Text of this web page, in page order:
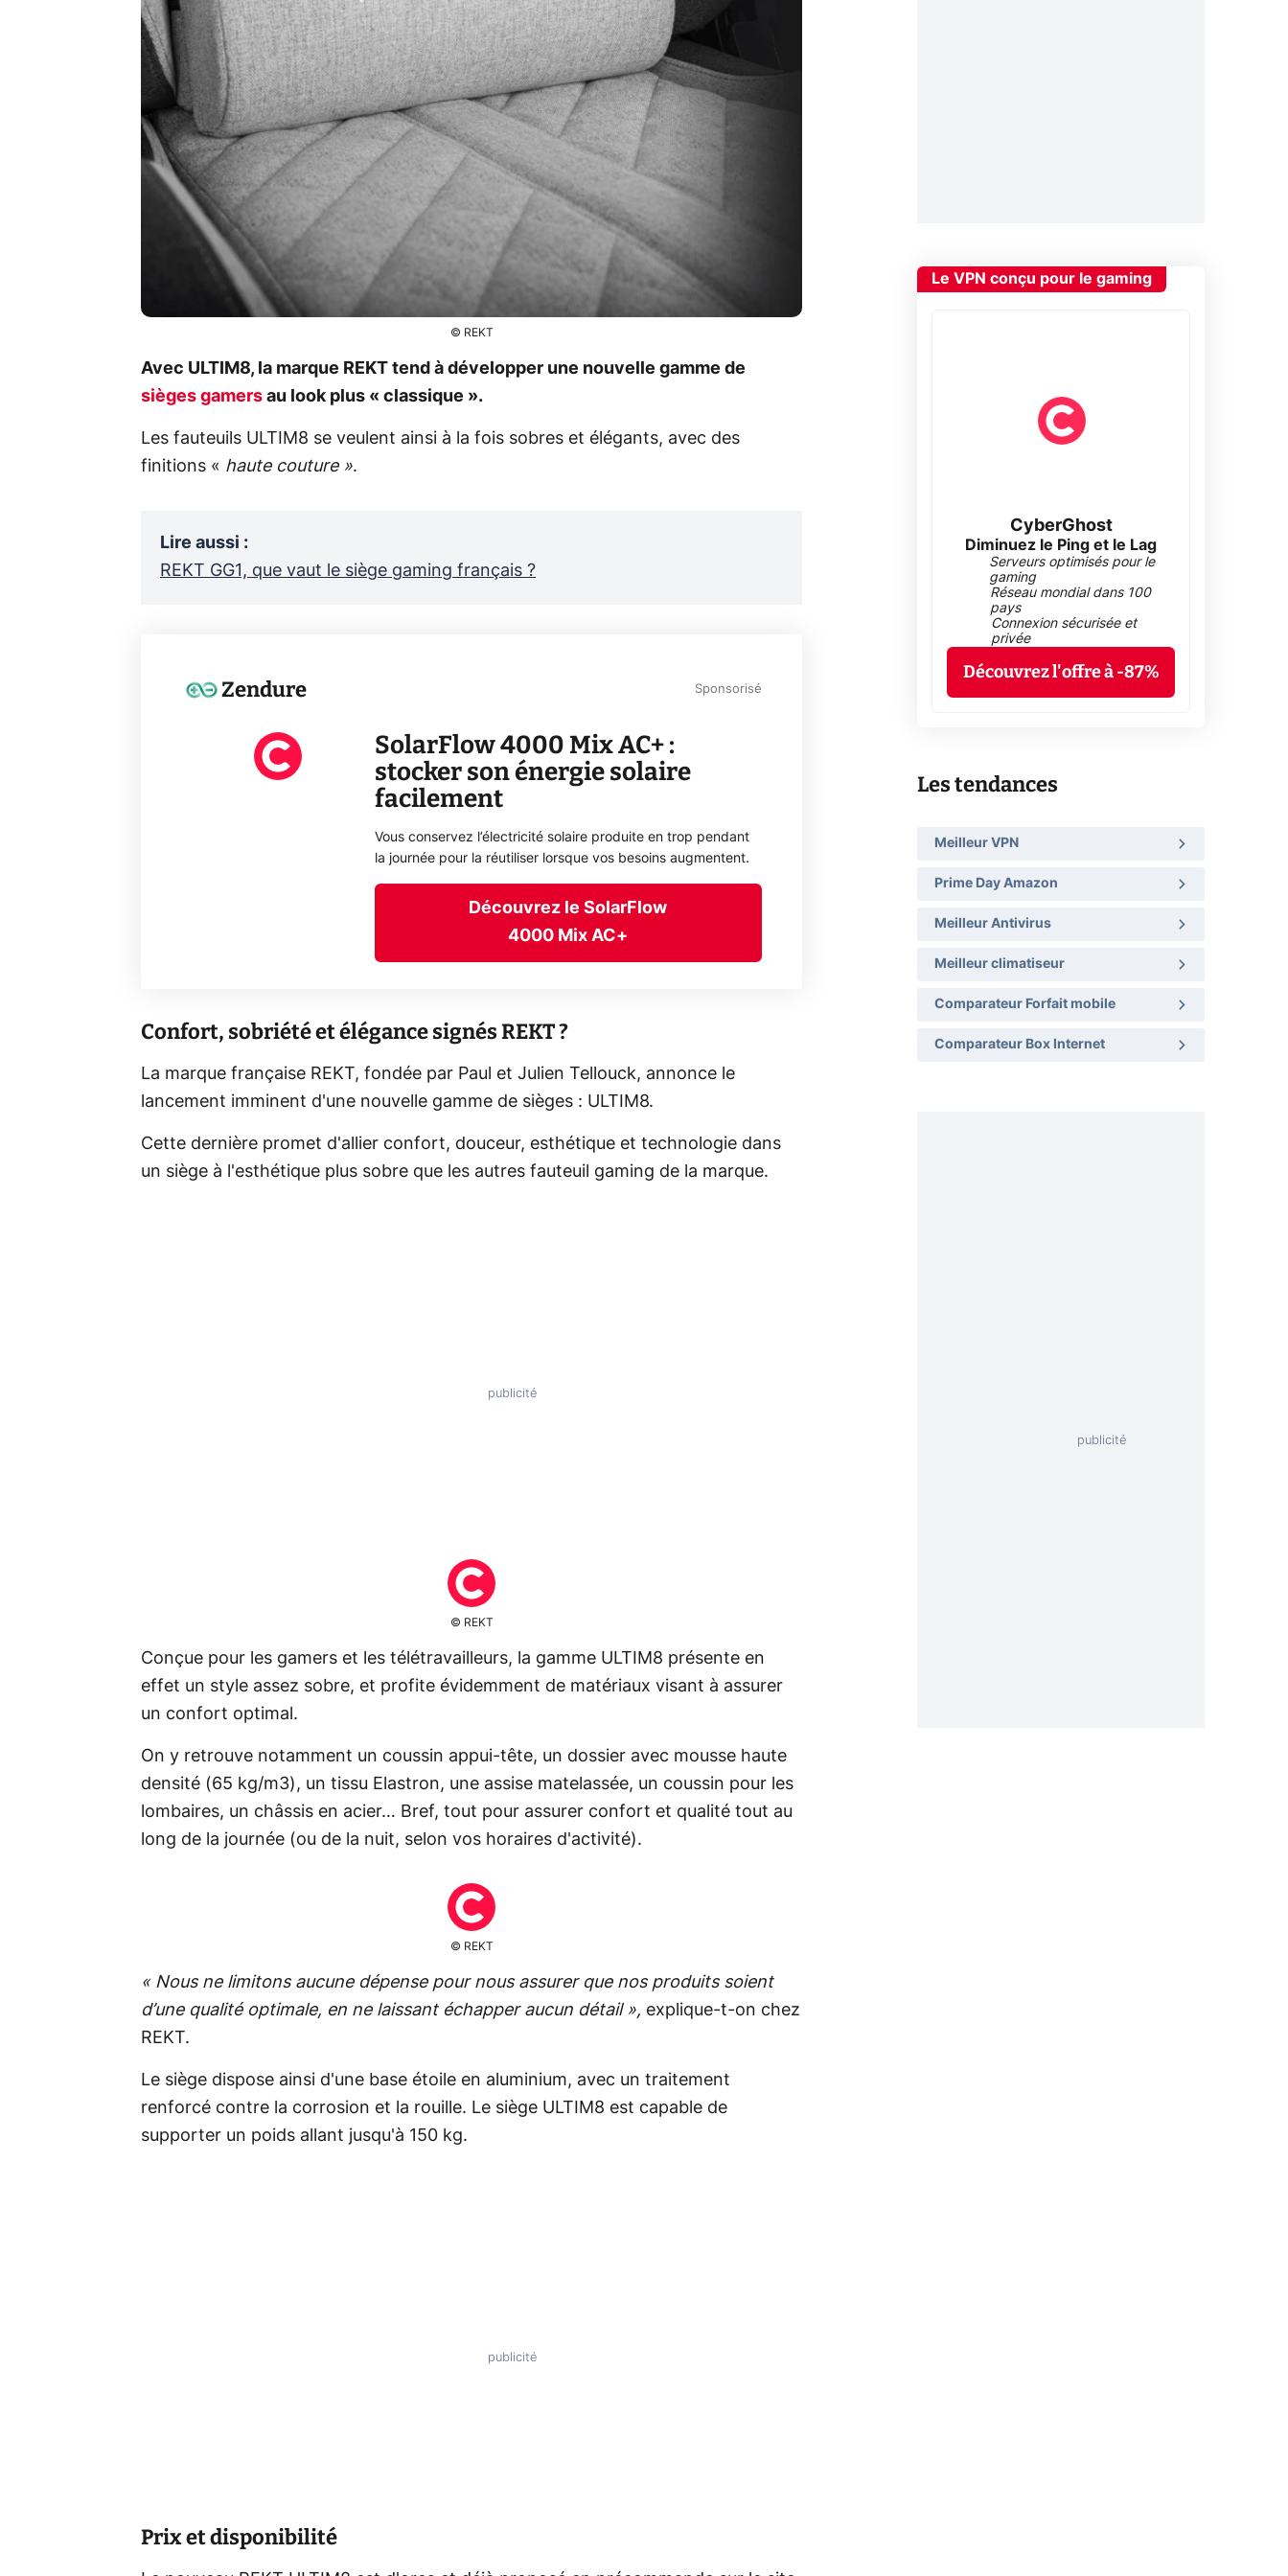
© REKT
Avec ULTIM8, la marque REKT tend à développer une nouvelle gamme de
sièges gamers au look plus « classique ».
Les fauteuils ULTIM8 se veulent ainsi à la fois sobres et élégants, avec des
finitions « haute couture ».
Lire aussi :
REKT GG1, que vaut le siège gaming français ?
Zendure Sponsorisé
SolarFlow 4000 Mix AC+ :
stocker son énergie solaire
facilement
Vous conservez l’électricité solaire produite en trop pendant
la journée pour la réutiliser lorsque vos besoins augmentent.
Découvrez le SolarFlow
4000 Mix AC+
Confort, sobriété et élégance signés REKT ?
La marque française REKT, fondée par Paul et Julien Tellouck, annonce le
lancement imminent d'une nouvelle gamme de sièges : ULTIM8.
Cette dernière promet d'allier confort, douceur, esthétique et technologie dans
un siège à l'esthétique plus sobre que les autres fauteuil gaming de la marque.
© REKT
Conçue pour les gamers et les télétravailleurs, la gamme ULTIM8 présente en
effet un style assez sobre, et profite évidemment de matériaux visant à assurer
un confort optimal.
On y retrouve notamment un coussin appui-tête, un dossier avec mousse haute
densité (65 kg/m3), un tissu Elastron, une assise matelassée, un coussin pour les
lombaires, un châssis en acier… Bref, tout pour assurer confort et qualité tout au
long de la journée (ou de la nuit, selon vos horaires d'activité).
© REKT
« Nous ne limitons aucune dépense pour nous assurer que nos produits soient
d’une qualité optimale, en ne laissant échapper aucun détail », explique-t-on chez
REKT.
Le siège dispose ainsi d'une base étoile en aluminium, avec un traitement
renforcé contre la corrosion et la rouille. Le siège ULTIM8 est capable de
supporter un poids allant jusqu'à 150 kg.
Prix et disponibilité
Le VPN conçu pour le gaming
CyberGhost
Diminuez le Ping et le Lag
Serveurs optimisés pour le
gaming
Réseau mondial dans 100
pays
Connexion sécurisée et
privée
Découvrez l'offre à -87%
Les tendances
Meilleur VPN
Prime Day Amazon
Meilleur Antivirus
Meilleur climatiseur
Comparateur Forfait mobile
Comparateur Box Internet